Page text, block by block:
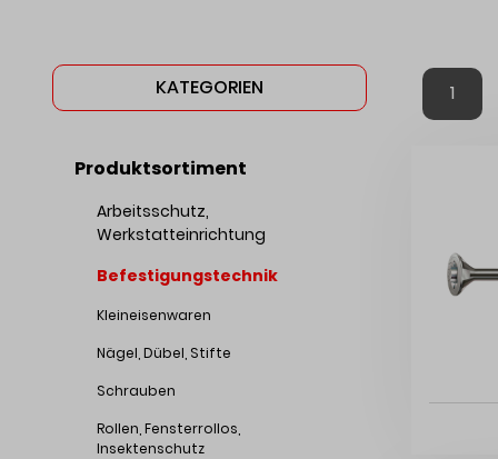
KATEGORIEN
Produktsortiment
Arbeitsschutz,
Werkstatteinrichtung
Befestigungstechnik
Kleineisenwaren
Nägel, Dübel, Stifte
Schrauben
Rollen, Fensterrollos,
Insektenschutz
1